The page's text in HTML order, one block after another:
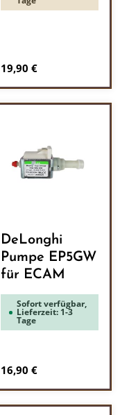
Regulärer Preis:
19,90 €
DeLonghi
Pumpe EP5GW
für ECAM
Sofort verfügbar,
Lieferzeit: 1-3
Tage
Regulärer Preis:
16,90 €